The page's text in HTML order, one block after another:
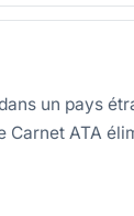
un pays
ATA